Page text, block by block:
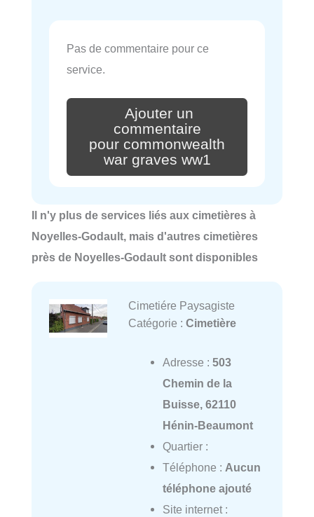
Pas de commentaire pour ce
service.
Ajouter un
commentaire
pour commonwealth
war graves ww1
Il n'y plus de services liés aux cimetières à
Noyelles-Godault, mais d'autres cimetières
près de Noyelles-Godault sont disponibles
Cimetiére Paysagiste
Catégorie : Cimetière
Adresse : 503
Chemin de la
Buisse, 62110
Hénin-Beaumont
Quartier :
Téléphone : Aucun
téléphone ajouté
Site internet :